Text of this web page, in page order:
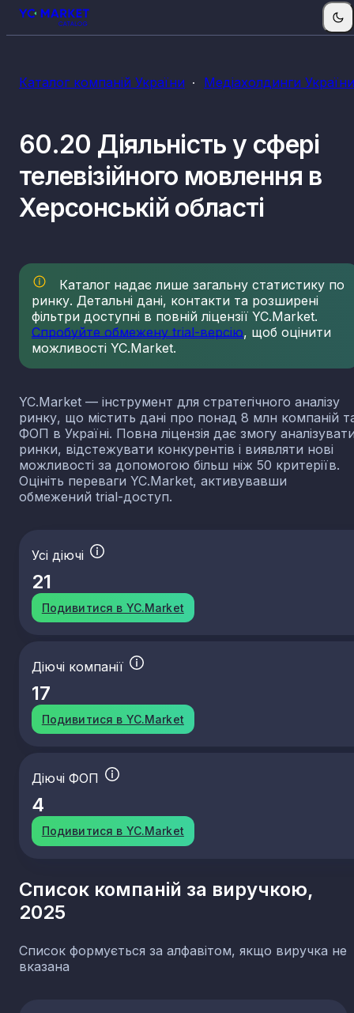
Каталог компаній України Медіахолдинги України
60.20 Діяльність у сфері
телевізійного мовлення в
Херсонській області
Каталог надає лише загальну статистику по
ринку. Детальні дані, контакти та розширені
фільтри доступні в повній ліцензії YC.Market.
Спробуйте обмежену trial-версію, щоб оцінити
можливості YC.Market.
YC.Market — інструмент для стратегічного аналізу
ринку, що містить дані про понад 8 млн компаній
ФОП в Україні. Повна ліцензія дає змогу
ринки, відстежувати конкурентів і виявляти нові
можливості за допомогою більш ніж 50 критеріїв.
Оцініть переваги YC.Market, активувавши
обмежений trial-доступ.
Усі діючі
21
Подивитися в YC.Market
Діючі компанії
17
Подивитися в YC.Market
Діючі ФОП
4
Подивитися в YC.Market
Список компаній за виручкою,
2025
Список формується за алфавітом, якщо виручка не
вказана